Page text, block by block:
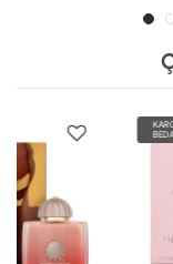
KARGO
BEDAVA